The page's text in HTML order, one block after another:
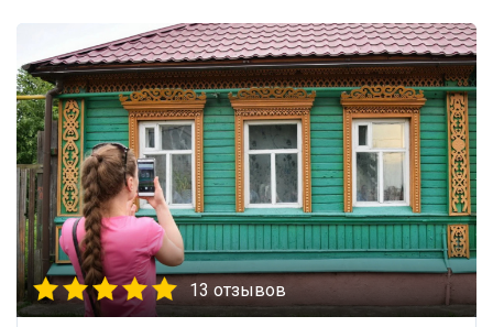
13 отзывов